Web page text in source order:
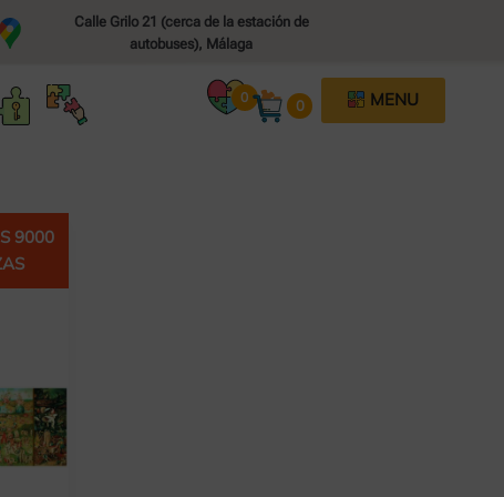
Calle Grilo 21 (cerca de la estación de
autobuses), Málaga​
0 0 MENU
9000
PUZZLES POR PIEZAS